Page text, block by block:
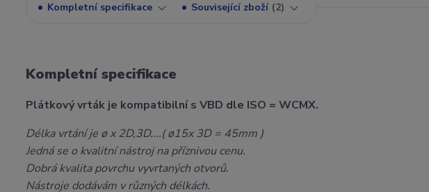
Kompletní specifikace Související zboží 2
Kompletní specifikace
Plátkový vrták je kompatibilní s VBD dle ISO = WCMX.
Délka vrtání je ø x 2D,3D....( ø15x 3D = 45mm )
Jedná se o kvalitní nástroj na příznivou cenu.
Dobrá kvalita povrchu vyvrtaných otvorů.
Nástroje dodávám v různých délkách.